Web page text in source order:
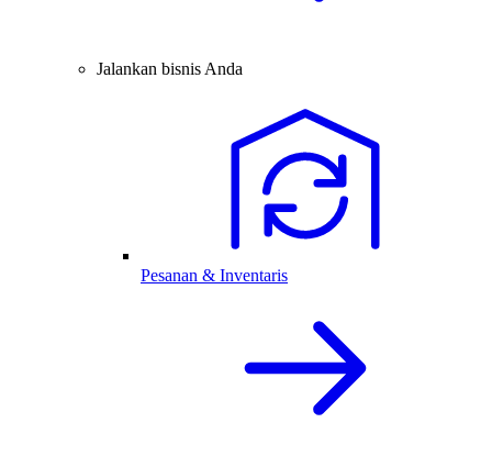
Jalankan bisnis Anda
Pesanan & Inventaris